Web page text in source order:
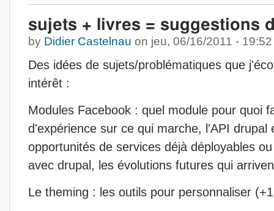
sujets + livres = suggestions
by Didier Castelnau on jeu, 06/16/2011 - 19:52
Des idées de sujets/problématiques que
intérêt :
Modules Facebook : quel module pour quoi
d'expérience sur ce qui marche, l'API drupal
opportunités de services déjà déployables
avec drupal, les évolutions futures qui
Le theming : les outils pour personnaliser